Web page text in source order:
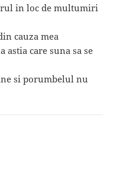
in loc de multumiri
cauza mea
astia care suna sa se
si porumbelul nu